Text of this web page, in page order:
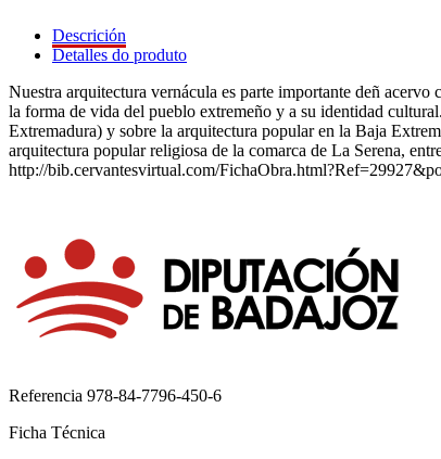
Descrición
Detalles do produto
Nuestra arquitectura vernácula es parte importante deñ
la forma de vida del pueblo extremeño y a su identidad
Extremadura) y sobre la arquitectura popular en la Baja
arquitectura popular religiosa de la comarca de La Serena,
http://bib.cervantesvirtual.com/
Referencia 978-84-7796-450-6
Ficha Técnica